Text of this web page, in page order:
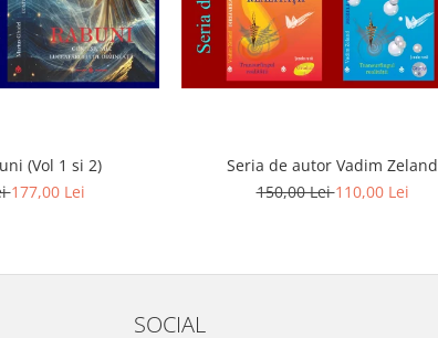
(Vol 1 si 2)
177,00 Lei
Seria de autor Vadim Zeland
150,00 Lei110,00 Lei
SOCIAL